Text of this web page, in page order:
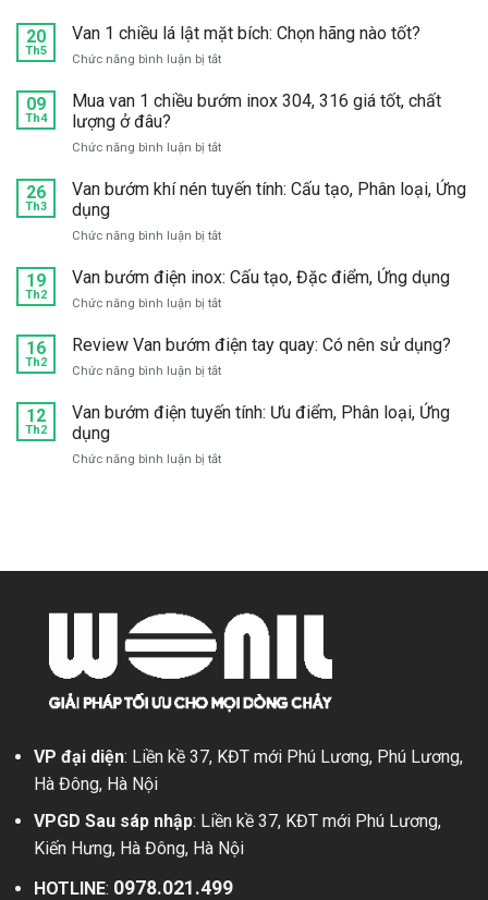
sao
nên
dùng
1
20
Th5
Van 1 chiều lá lật mặt bích: Chọn hãng nào tốt?
Chức năng bình luận bị tắtở
1
lật
bích:
nào
09
Th4
Mua van 1 chiều bướm inox 304, 316 giá tốt, chất
lượng ở đâu?
Chức năng bình luận bị tắtở
van
1
bướm
304,
chất
lượng
đâu?
26
Th3
Van bướm khí nén tuyến tính: Cấu tạo, Phân loại, Ứng
dụng
Chức năng bình luận bị tắtở
bướm
nén
tính:
Phân
loại,
dụng
19
Th2
Van bướm điện inox: Cấu tạo, Đặc điểm, Ứng dụng
Chức năng bình luận bị tắtở
bướm
điện
inox:
tạo,
16
Th2
Review Van bướm điện tay quay: Có nên sử dụng?
Chức năng bình luận bị tắtở
Van
tay
12
Th2
Van bướm điện tuyến tính: Ưu điểm, Phân loại, Ứng
dụng
Chức năng bình luận bị tắtở
Ưu
loại,
VP đại diện: Liền kề 37, KĐT mới Phú Lương, Phú Lương,
Hà Đông, Hà Nội
VPGD Sau sáp nhập: Liền kề 37, KĐT mới Phú Lương,
Kiến Hưng, Hà Đông, Hà Nội
HOTLINE: 0978.021.499